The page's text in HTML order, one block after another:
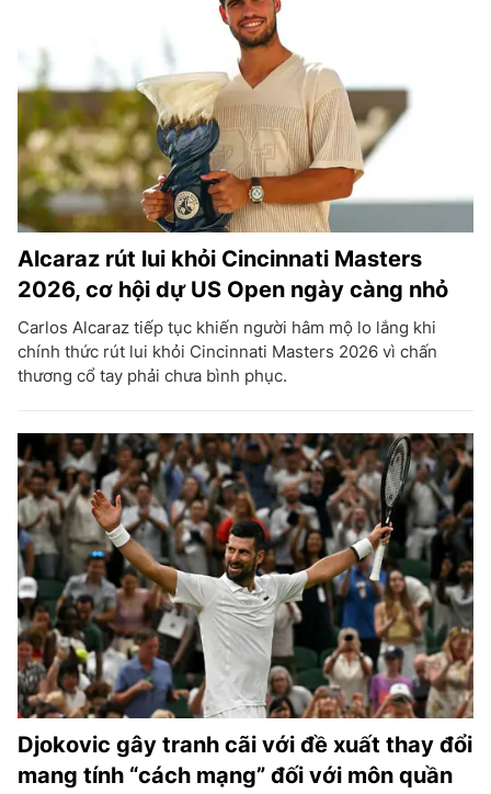
Alcaraz rút lui khỏi Cincinnati Masters
2026, cơ hội dự US Open ngày càng nhỏ
Carlos Alcaraz tiếp tục khiến người hâm mộ lo lắng khi
chính thức rút lui khỏi Cincinnati Masters 2026 vì chấn
thương cổ tay phải chưa bình phục.
Djokovic gây tranh cãi với đề xuất thay đổi
mang tính “cách mạng” đối với môn quần